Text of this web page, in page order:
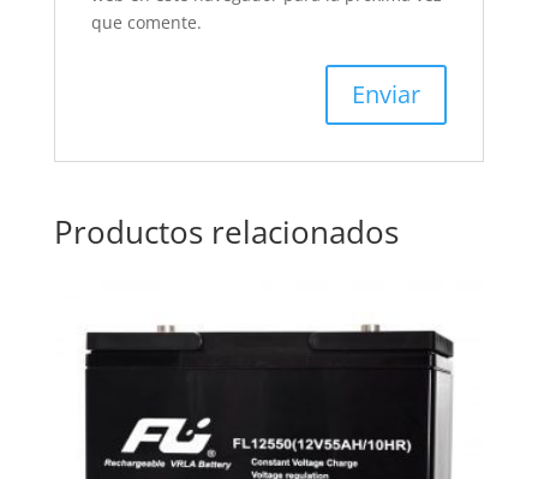
que comente.
Productos relacionados